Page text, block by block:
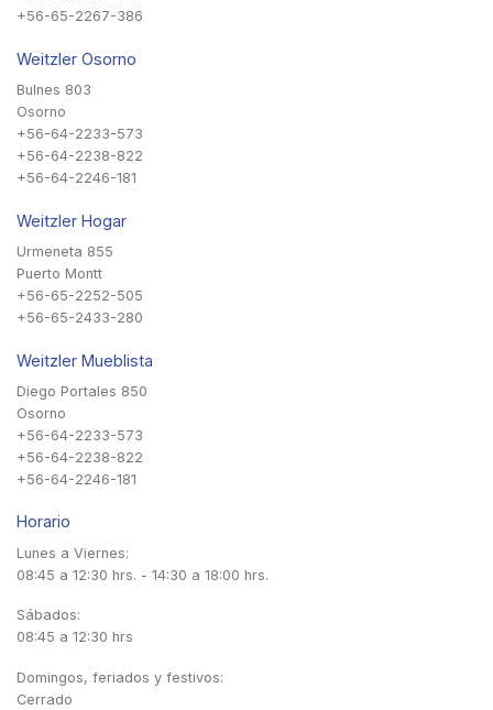
+56-65-2267-386
Weitzler Osorno
Bulnes 803
Osorno
+56-64-2233-573
+56-64-2238-822
+56-64-2246-181
Weitzler Hogar
Urmeneta 855
Puerto Montt
+56-65-2252-505
+56-65-2433-280
Weitzler Mueblista
Diego Portales 850
Osorno
+56-64-2233-573
+56-64-2238-822
+56-64-2246-181
Horario
Lunes a Viernes:
08:45 a 12:30 hrs. - 14:30 a 18:00 hrs.
Sábados:
08:45 a 12:30 hrs
Domingos, feriados y festivos:
Cerrado